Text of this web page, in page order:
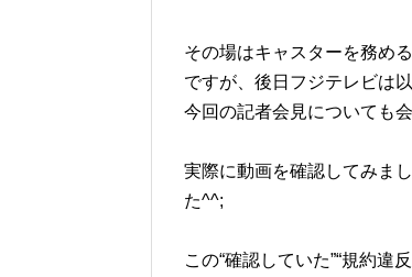
その場はキャスターを務め
ですが、後日フジテレビは
今回の記者会見についても
実際に動画を確認してみま
た^^;
この“確認していた”“規約違